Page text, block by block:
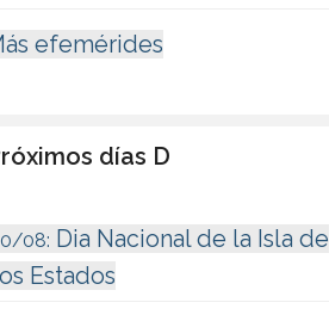
efemérides
días D
08: Dia Nacional de la Isla de
Estados